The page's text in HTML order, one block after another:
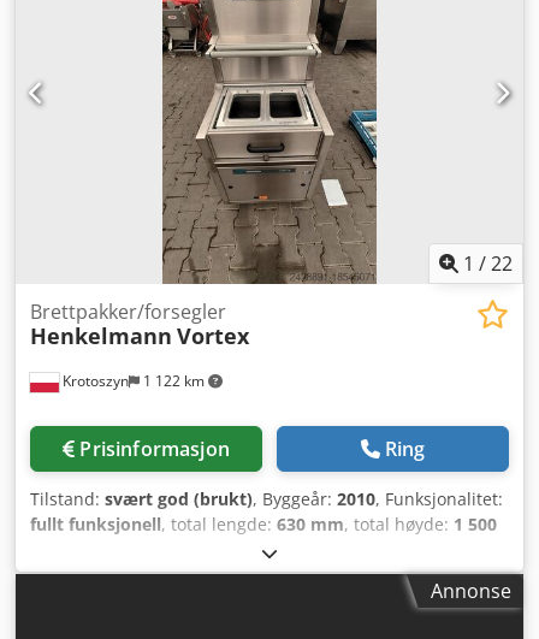
1 /22
Krotoszyn 1 122 km
Brettpakker/forsegler
Henkelmann Vortex
Prisinformasjon Ring
Tilstand: svært god (brukt), Byggeår: 2010, Funksjonalitet:
fullt funksjonell, total lengde: 630 mm, total høyde: 1 500
, inngangsspenning:
Pakkemaskin Merke: Henkelman Modell: Vortex Djdpfevz
Tqtjx Akbock Årsmodell: 2010 Spenning: 400 V, 3-fas, 50 Hz,
Annonse